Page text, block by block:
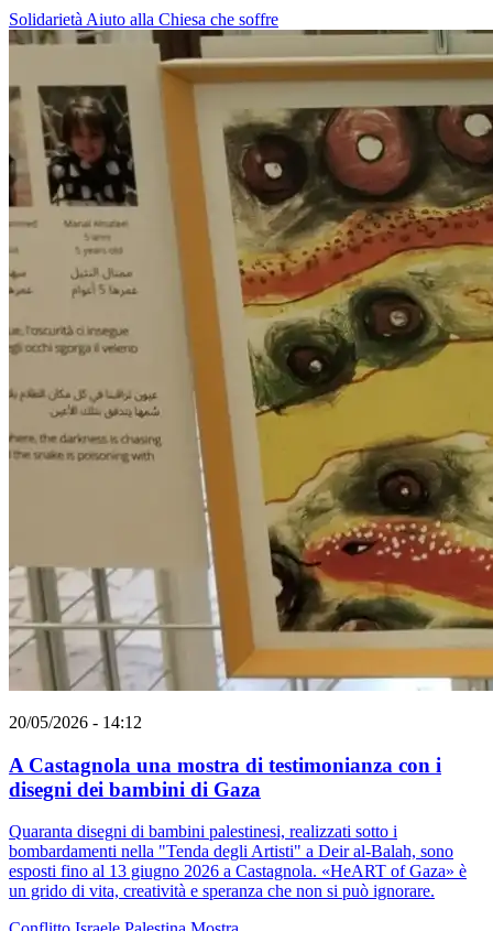
Solidarietà Aiuto alla Chiesa che soffre
20/05/2026 - 14:12
A Castagnola una mostra di testimonianza con i
disegni dei bambini di Gaza
Quaranta disegni di bambini palestinesi, realizzati sotto i
bombardamenti nella "Tenda degli Artisti" a Deir al-Balah, sono
esposti fino al 13 giugno 2026 a Castagnola. «HeART of Gaza» è
un grido di vita, creatività e speranza che non si può ignorare.